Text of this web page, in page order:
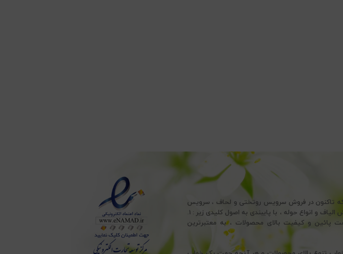
که تاکنون در فروش سرویس روتختی و لحاف ، سرویس
ملحفه ، انواع تشک طبی ، انواع بالش پر و بالش الیاف و انواع حوله ، با پایبندی به اصول کلیدی زیر : 1.
کالا 2. مشتری مداری 3. قیمت پائین و کیفیت بالای محصولات ، به معتبرترین